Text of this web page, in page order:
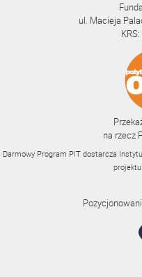
ul. Macieja
na rzecz
Darmowy Program PIT dostarcza
projektu